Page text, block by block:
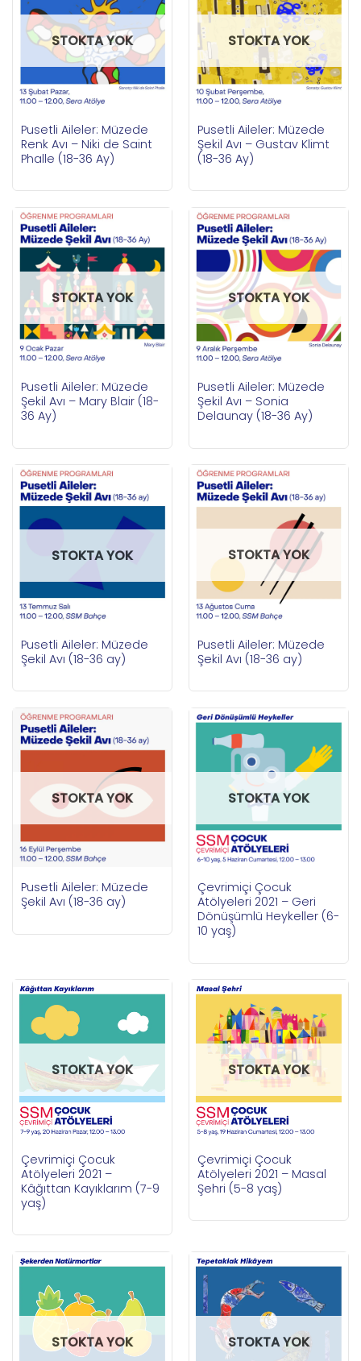
STOKTA YOK
Pusetli Aileler: Müzede
Renk Avı – Niki de Saint
Phalle (18-36 Ay)
STOKTA YOK
Pusetli Aileler: Müzede
Şekil Avı – Gustav Klimt
(18-36 Ay)
STOKTA YOK
Pusetli Aileler: Müzede
Şekil Avı – Mary Blair (18-
36 Ay)
STOKTA YOK
Pusetli Aileler: Müzede
Şekil Avı – Sonia
Delaunay (18-36 Ay)
STOKTA YOK
Pusetli Aileler: Müzede
Şekil Avı (18-36 ay)
STOKTA YOK
Pusetli Aileler: Müzede
Şekil Avı (18-36 ay)
STOKTA YOK
Pusetli Aileler: Müzede
Şekil Avı (18-36 ay)
STOKTA YOK
Çevrimiçi Çocuk
Atölyeleri 2021 – Geri
Dönüşümlü Heykeller (6-
10 yaş)
STOKTA YOK
Çevrimiçi Çocuk
Atölyeleri 2021 –
Kâğıttan Kayıklarım (7-9
yaş)
STOKTA YOK
Çevrimiçi Çocuk
Atölyeleri 2021 – Masal
Şehri (5-8 yaş)
STOKTA YOK STOKTA YOK